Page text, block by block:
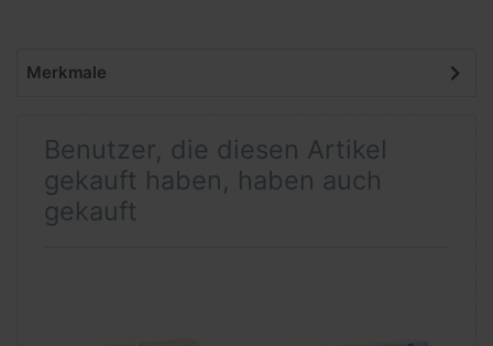
Merkmale
Benutzer, die diesen Artikel
gekauft haben, haben auch
gekauft